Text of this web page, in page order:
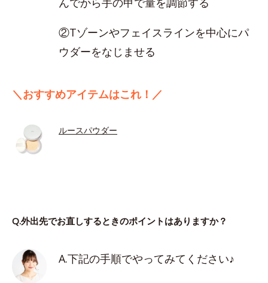
②Tゾーンやフェイスラインを中心にパ
ウダーをなじませる
＼おすすめアイテムはこれ！／
ルースパウダー
Q.外出先でお直しするときのポイントはありますか？
A.下記の手順でやってみてください♪